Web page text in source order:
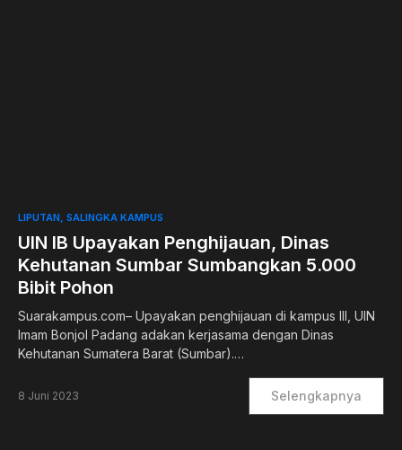
LIPUTAN SALINGKA KAMPUS
UIN IB Upayakan Penghijauan, Dinas
Kehutanan Sumbar Sumbangkan 5.000
Bibit Pohon
Suarakampus.com– Upayakan penghijauan di kampus III, UIN
Imam Bonjol Padang adakan kerjasama dengan Dinas
Kehutanan Sumatera Barat (Sumbar).…
8 Juni 2023 Selengkapnya